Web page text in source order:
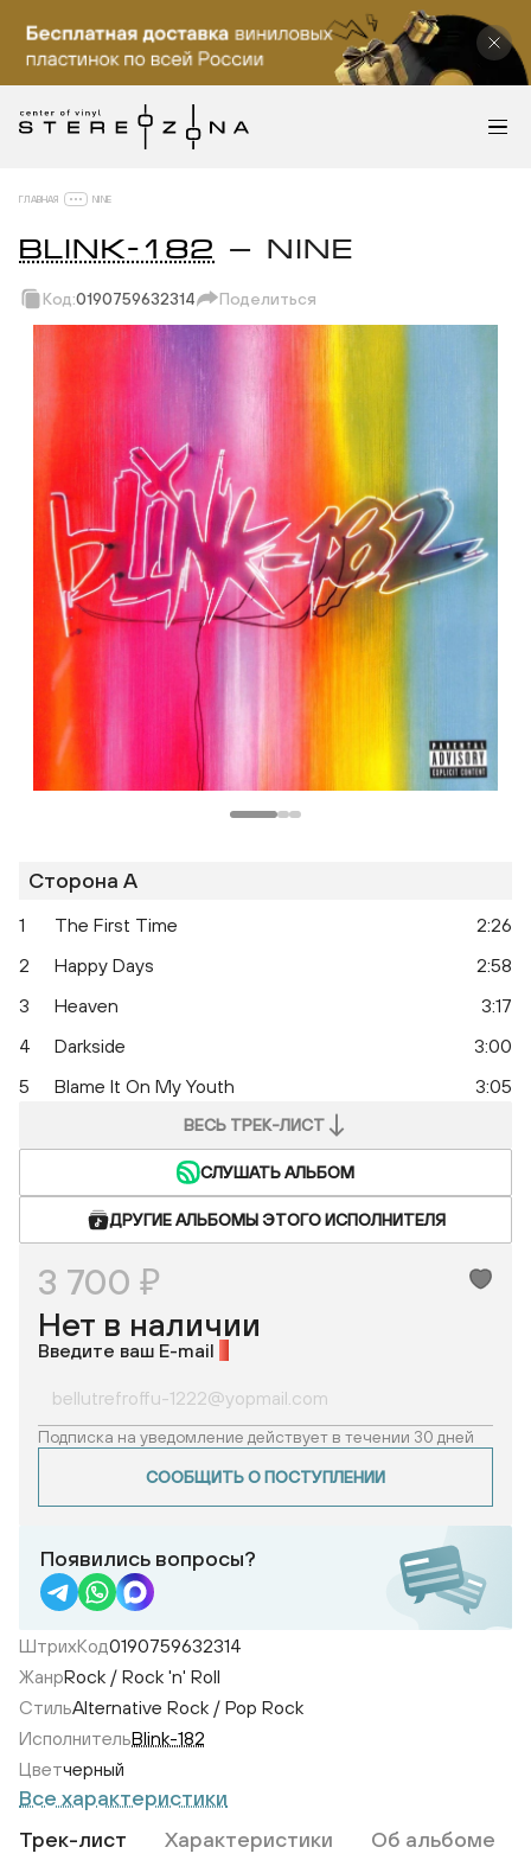
ГЛАВНАЯ NINE
BLINK-182 — NINE
Код:0190759632314 Поделиться
Скопировать ссылку
ВКонтакте
Одноклассники
Сторона A
1 The First Time
2:26
2
Happy Days
2:58
3
Heaven
3:17
4
Darkside
3:00
5
Blame It On My Youth 3:05
ВЕСЬ ТРЕК-ЛИСТ
СЛУШАТЬ АЛЬБОМ
ДРУГИЕ АЛЬБОМЫ ЭТОГО ИСПОЛНИТЕЛЯ
3 700 ₽
Нет в наличии
Введите ваш E-mail
Подписка на уведомление действует в течении 30 дней
СООБЩИТЬ О ПОСТУПЛЕНИИ
Появились вопросы?
ШтрихКод0190759632314
ЖанрRock / Rock 'n' Roll
СтильAlternative Rock / Pop Rock
ИсполнительBlink-182
Цветчерный
Все характеристики
Трек-лист
Характеристики Об альбоме